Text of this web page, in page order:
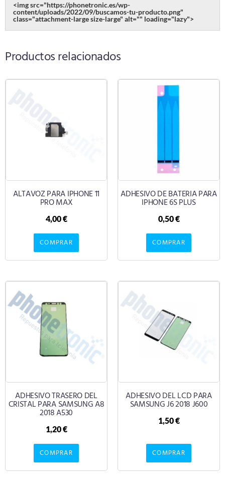
<img src="https://phonetronic.es/wp-
content/uploads/2022/09/buscamos-tu-producto.png"
class="attachment-large size-large" alt="" loading="lazy">
Productos relacionados
ALTAVOZ PARA IPHONE 11
PRO MAX
4,00€
COMPRAR
ADHESIVO DE BATERIA PARA
IPHONE 6S PLUS
0,50€
COMPRAR
ADHESIVO TRASERO DEL
CRISTAL PARA SAMSUNG A8
2018 A530
1,20€
COMPRAR
ADHESIVO DEL LCD PARA
SAMSUNG J6 2018 J600
1,50€
COMPRAR